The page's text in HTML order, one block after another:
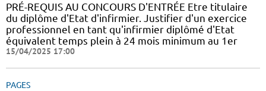
PRÉ-REQUIS AU CONCOURS D'ENTRÉE Etre titulaire
du diplôme d'Etat d'infirmier. Justifier d'un exercice
professionnel en tant qu'infirmier diplômé d'Etat
équivalent temps plein à 24 mois minimum au 1er
15/04/2025 17:00
PAGES